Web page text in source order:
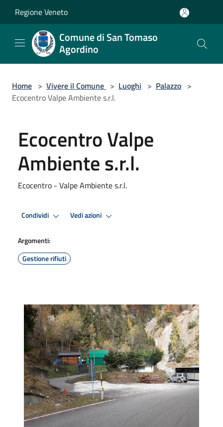
Regione Veneto
Comune di San Tomaso
Agordino
Home > Vivere il Comune > Luoghi > Palazzo >
Ecocentro Valpe Ambiente s.r.l.
Ecocentro Valpe
Ambiente s.r.l.
Ecocentro - Valpe Ambiente s.r.l.
Condividi Vedi azioni
Argomenti:
Gestione rifiuti